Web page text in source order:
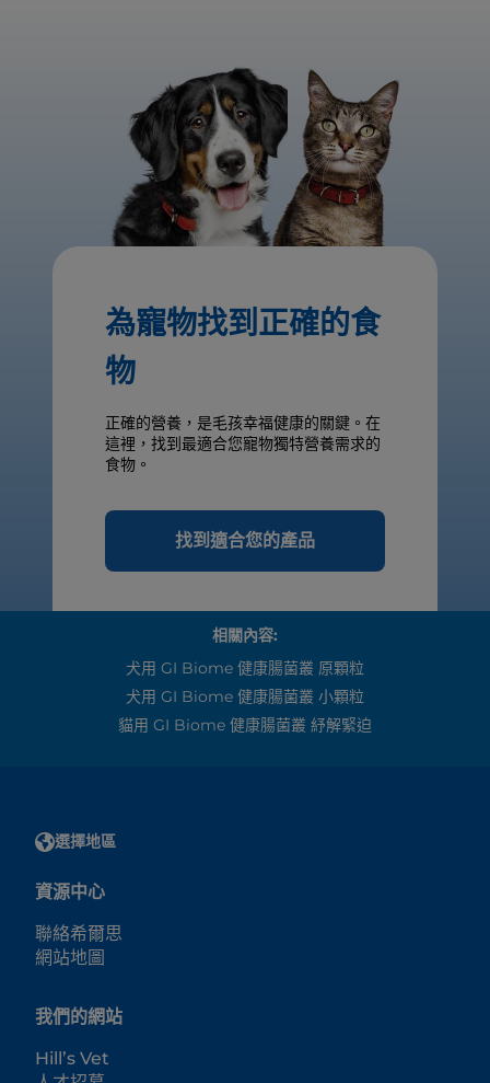
為寵物找到正確的食
物
正確的營養，是毛孩幸福健康的關鍵。在
這裡，找到最適合您寵物獨特營養需求的
食物。
找到適合您的產品
相關內容:
犬用 GI Biome 健康腸菌叢 原顆粒
犬用 GI Biome 健康腸菌叢 小顆粒
貓用 GI Biome 健康腸菌叢 紓解緊迫
選擇地區
資源中心
聯絡希爾思
網站地圖
我們的網站
Hill’s Vet